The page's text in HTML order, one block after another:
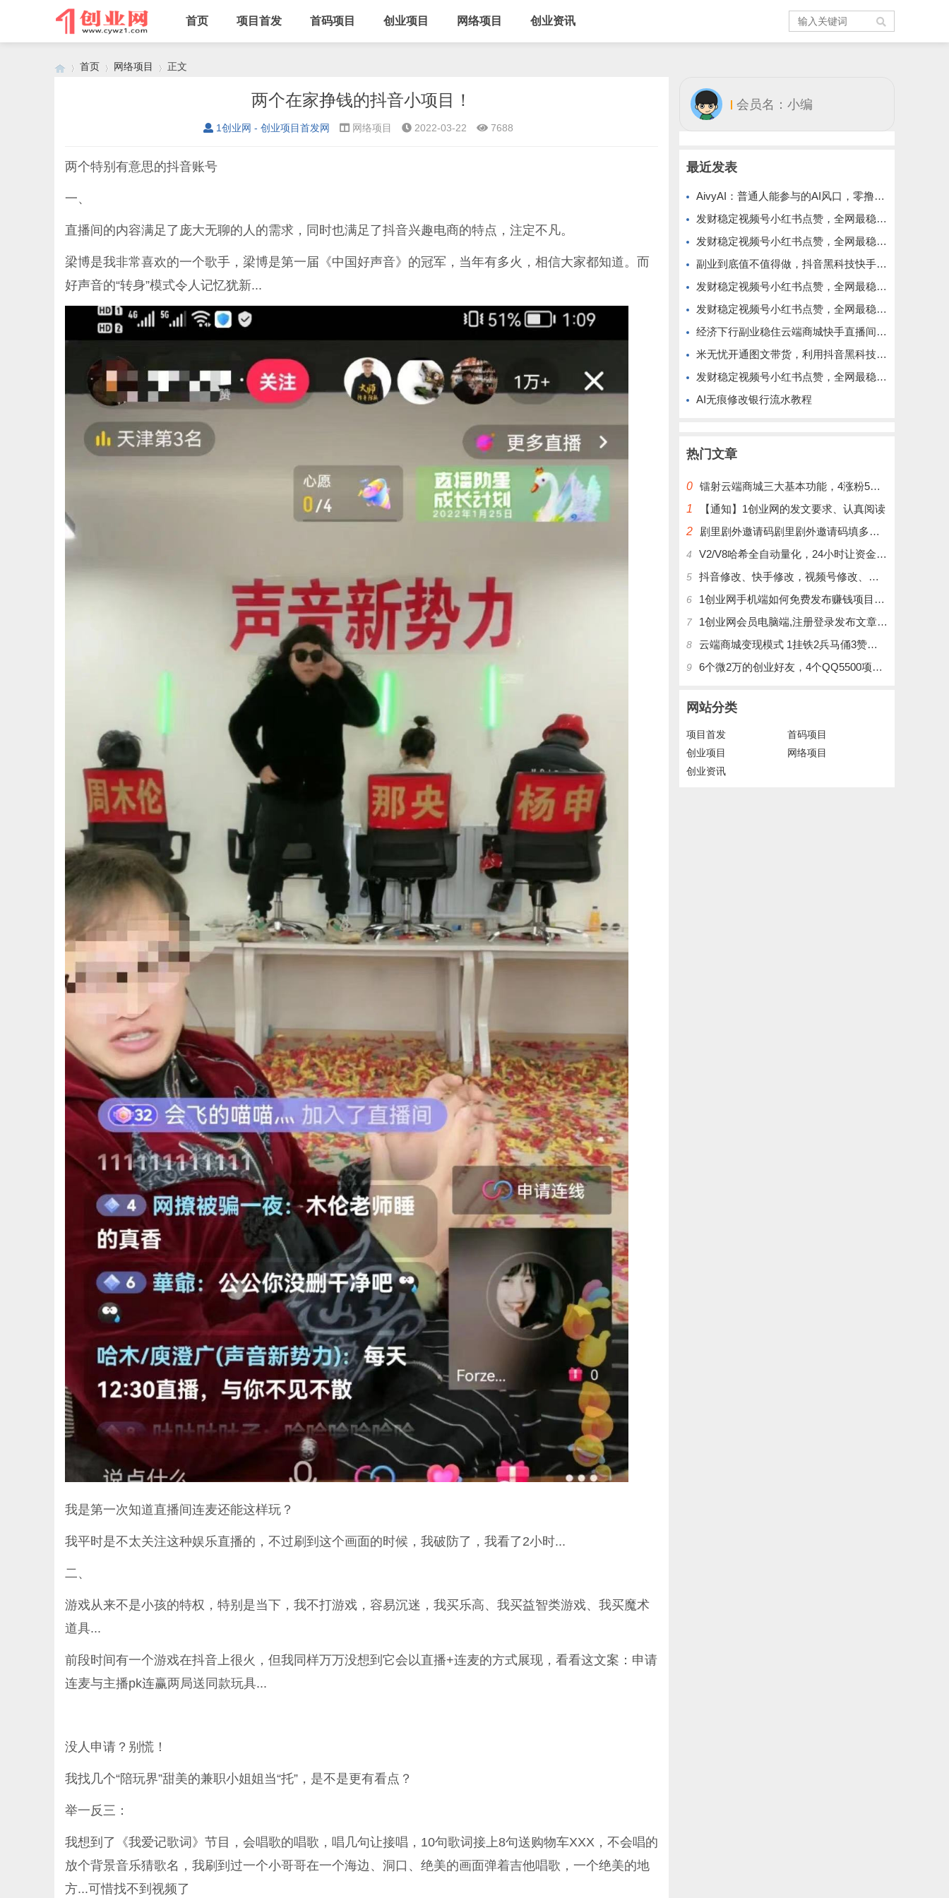
首页 项目首发 首码项目 创业项目 网络项目 创业资讯
首页 网络项目 正文
两个在家挣钱的抖音小项目！
1创业网 - 创业项目首发网 网络项目 2022-03-22 7688
两个特别有意思的抖音账号
一、
直播间的内容满足了庞大无聊的人的需求，同时也满足了抖音兴趣电商的特点，注定不凡。
梁博是我非常喜欢的一个歌手，梁博是第一届《中国好声音》的冠军，当年有多火，相信大家都知道。而
好声音的“转身”模式令人记忆犹新...
我是第一次知道直播间连麦还能这样玩？
我平时是不太关注这种娱乐直播的，不过刷到这个画面的时候，我破防了，我看了2小时...
二、
游戏从来不是小孩的特权，特别是当下，我不打游戏，容易沉迷，我买乐高、我买益智类游戏、我买魔术
道具...
前段时间有一个游戏在抖音上很火，但我同样万万没想到它会以直播+连麦的方式展现，看看这文案：申请
连麦与主播pk连赢两局送同款玩具...
没人申请？别慌！
我找几个“陪玩界”甜美的兼职小姐姐当“托”，是不是更有看点？
举一反三：
我想到了《我爱记歌词》节目，会唱歌的唱歌，唱几句让接唱，10句歌词接上8句送购物车XXX，不会唱的
放个背景音乐猜歌名，我刷到过一个小哥哥在一个海边、洞口、绝美的画面弹着吉他唱歌，一个绝美的地
方...可惜找不到视频了
会员名：小编
最近发表
AivyAI：普通人能参与的AI风口，零撸AVAX，首码上线速度上车！
发财稳定视频号小红书点赞，全网最稳定绿色的项目，价格拉满的哦
发财稳定视频号小红书点赞，全网最稳定绿色的项目，今年再加油
副业到底值不值得做，抖音黑科技快手上人涨粉云端商城真能逆袭赚钱
发财稳定视频号小红书点赞，全网最稳定绿色的项目，完美来拉新
发财稳定视频号小红书点赞，全网最稳定绿色的项目，完全自动了
经济下行副业稳住云端商城快手直播间挂铁涨粉丝抖音黑科技实操
米无忧开通图文带货，利用抖音黑科技商城快速涨粉1000+，单日变现2W！
发财稳定视频号小红书点赞，全网最稳定绿色的项目，完美自动了
AI无痕修改银行流水教程
热门文章
0 镭射云端商城三大基本功能，4涨粉5涨播放量6挂铁，为你揭开真实的面纱!
1
【通知】1创业网的发文要求、认真阅读
2
剧里剧外邀请码剧里剧外邀请码填多少呢？
4 V2/V8哈希全自动量化，24小时让资金为你打工！
5 抖音修改、快手修改，视频号修改、大屏修改|橱窗修改|抖店修改|、招代理可单独购买
6 1创业网手机端如何免费发布赚钱项目文章
7 1创业网会员电脑端,注册登录发布文章,操作介绍
8 云端商城变现模式 1挂铁2兵马俑3赞刷4涨粉，带你玩.赚风口项日
9 6个微2万的创业好友，4个QQ5500项目好友，QQ每天在线人数2400人、承接朋友圈广告投放
网站分类
项目首发
首码项目
创业项目
网络项目
创业资讯